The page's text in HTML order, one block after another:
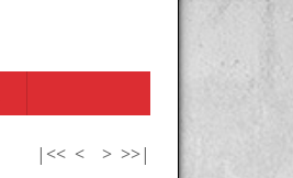
|<< < > >>|